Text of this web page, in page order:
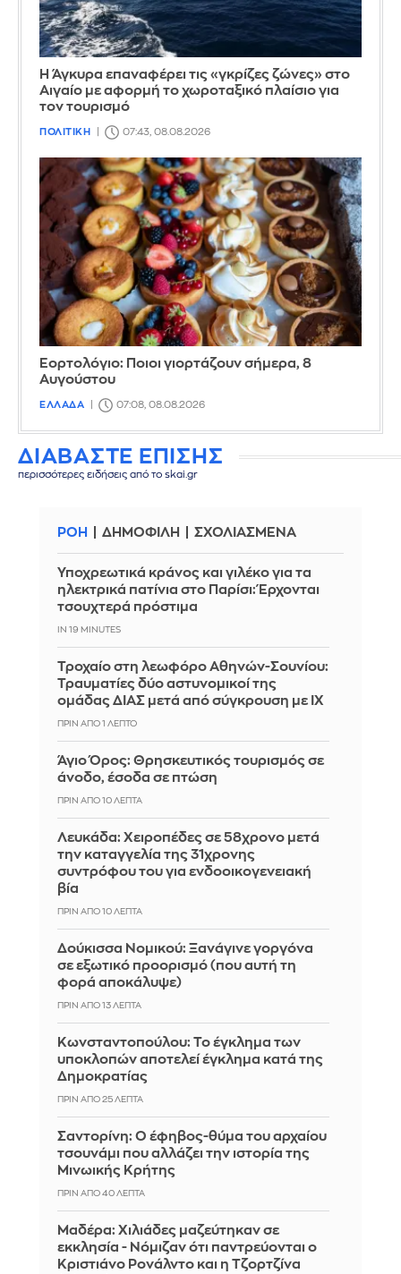
Η Άγκυρα επαναφέρει τις «γκρίζες ζώνες» στο
Αιγαίο με αφορμή το χωροταξικό πλαίσιο για
τον τουρισμό
ΠΟΛΙΤΙΚΗ 07:43, 08.08.2026
Εορτολόγιο: Ποιοι γιορτάζουν σήμερα, 8
Αυγούστου
ΕΛΛΑΔΑ 07:08, 08.08.2026
ΔΙΑΒΑΣΤΕ ΕΠΙΣΗΣ
περισσότερες ειδήσεις από το skai.gr
ΡΟΗ ΔΗΜΟΦΙΛΗ ΣΧΟΛΙΑΣΜΕΝΑ
Υποχρεωτικά κράνος και γιλέκο για τα
ηλεκτρικά πατίνια στο Παρίσι: Έρχονται
τσουχτερά πρόστιμα
IN 19 MINUTES
Τροχαίο στη λεωφόρο Αθηνών-Σουνίου:
Τραυματίες δύο αστυνομικοί της
ομάδας ΔΙΑΣ μετά από σύγκρουση με ΙΧ
ΠΡΙΝ ΑΠΌ 1 ΛΕΠΤΌ
Άγιο Όρος: Θρησκευτικός τουρισμός σε
άνοδο, έσοδα σε πτώση
ΠΡΙΝ ΑΠΌ 10 ΛΕΠΤΆ
Λευκάδα: Χειροπέδες σε 58χρονο μετά
την καταγγελία της 31χρονης
συντρόφου του για ενδοοικογενειακή
βία
ΠΡΙΝ ΑΠΌ 10 ΛΕΠΤΆ
Δούκισσα Νομικού: Ξανάγινε γοργόνα
σε εξωτικό προορισμό (που αυτή τη
φορά αποκάλυψε)
ΠΡΙΝ ΑΠΌ 13 ΛΕΠΤΆ
Κωνσταντοπούλου: Το έγκλημα των
υποκλοπών αποτελεί έγκλημα κατά της
Δημοκρατίας
ΠΡΙΝ ΑΠΌ 25 ΛΕΠΤΆ
Σαντορίνη: Ο έφηβος-θύμα του αρχαίου
τσουνάμι που αλλάζει την ιστορία της
Μινωικής Κρήτης
ΠΡΙΝ ΑΠΌ 40 ΛΕΠΤΆ
Μαδέρα: Χιλιάδες μαζεύτηκαν σε
εκκλησία - Νόμιζαν ότι παντρεύονται ο
Κριστιάνο Ρονάλντο και η Τζορτζίνα